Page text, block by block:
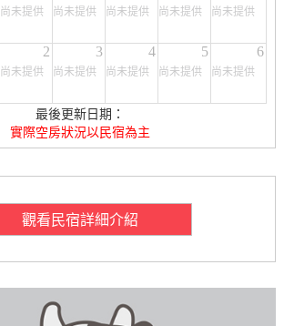
尚未提供 尚未提供 尚未提供 尚未提供 尚未提供
2
尚未提供
3
尚未提供
4
尚未提供
5
尚未提供
6
尚未提供
最後更新日期：
實際空房狀況以民宿為主
觀看民宿詳細介紹